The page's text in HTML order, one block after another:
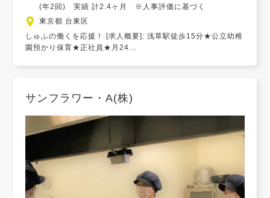
(年2回) 実績 計2.4ヶ月 ※人事評価に基づく
東京都 台東区
しゅふの働くを応援！ [求人概要]: 浅草駅徒歩15分★公立幼稚
園預かり保育★正社員★月24...
サンフラワー・A(株)